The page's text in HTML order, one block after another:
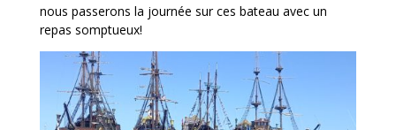
nous passerons la journée sur ces bateau avec un
repas somptueux!